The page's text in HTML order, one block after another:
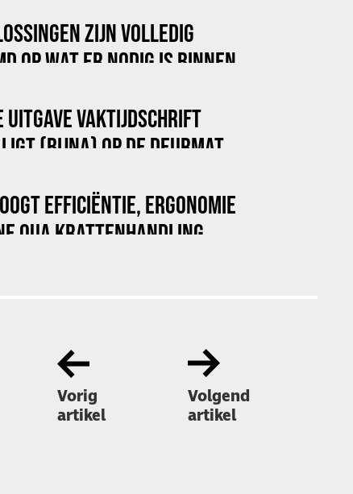
ZIJN VOLLEDIG
OP WAT ER NODIG IS BINNEN
UITGAVE VAKTIJDSCHRIFT
(BIJNA) OP DE DEURMAT
EFFICIËNTIE, ERGONOMIE
QUA KRATTENHANDLING
Vorig
artikel
Volgend
artikel